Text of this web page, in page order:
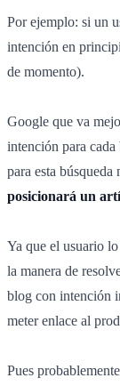
Por ejemplo: si un
intención en
de momento).
Google que va
intención para
para esta
posicionará un
Ya que el usuario
la manera de
blog con intención
meter enlace al
Pues